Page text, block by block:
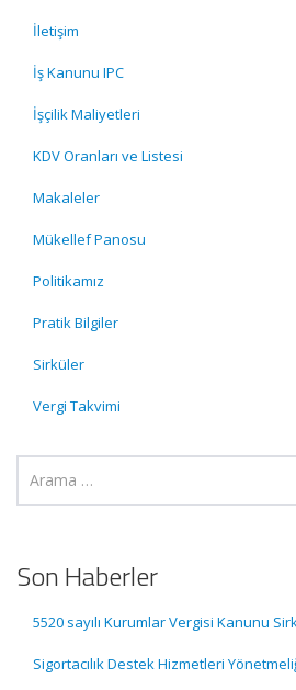
İletişim
İş Kanunu IPC
İşçilik Maliyetleri
KDV Oranları ve Listesi
Makaleler
Mükellef Panosu
Politikamız
Pratik Bilgiler
Sirküler
Vergi Takvimi
Son Haberler
5520 sayılı Kurumlar Vergisi Kanunu
Sigortacılık Destek Hizmetleri